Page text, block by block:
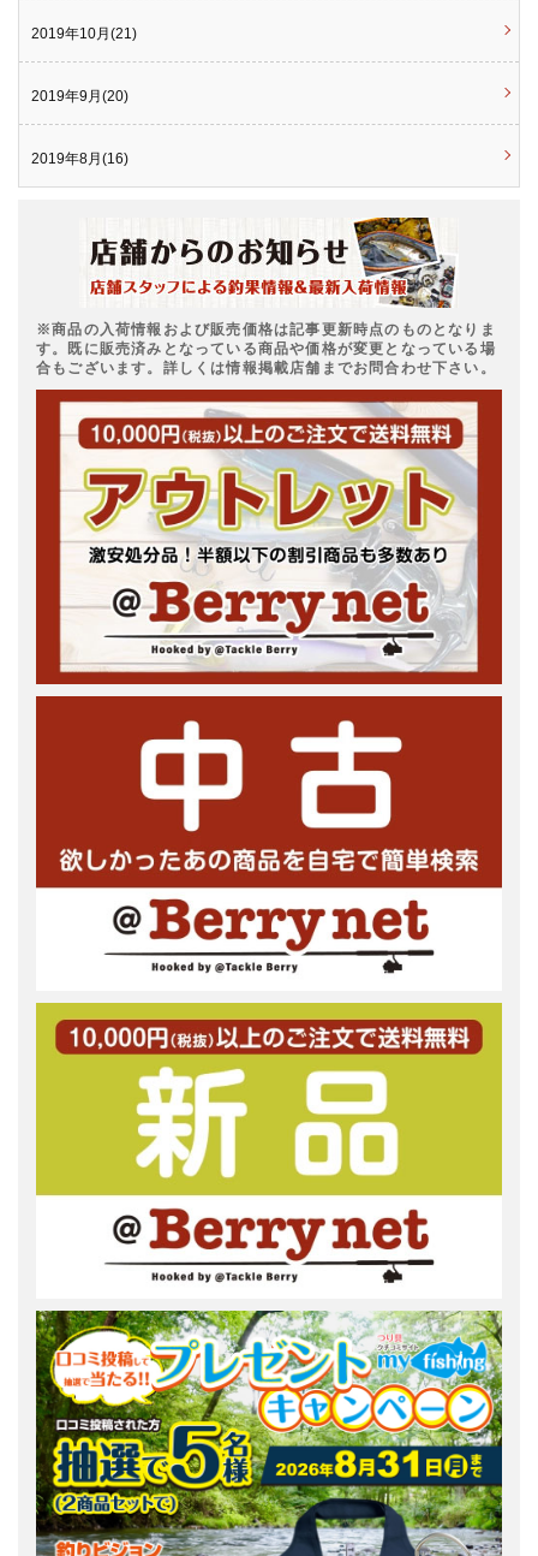
2019年10月(21)
2019年9月(20)
2019年8月(16)
※商品の入荷情報および販売価格は記事更新時点のものとなりま
す。既に販売済みとなっている商品や価格が変更となっている場
合もございます。詳しくは情報掲載店舗までお問合わせ下さい。